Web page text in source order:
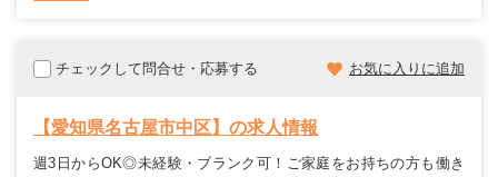
チェックして問合せ・応募する お気に入りに追加
【愛知県名古屋市中区】の求人情報
週3日からOK◎未経験・ブランク可！ご家庭をお持ちの方も働き